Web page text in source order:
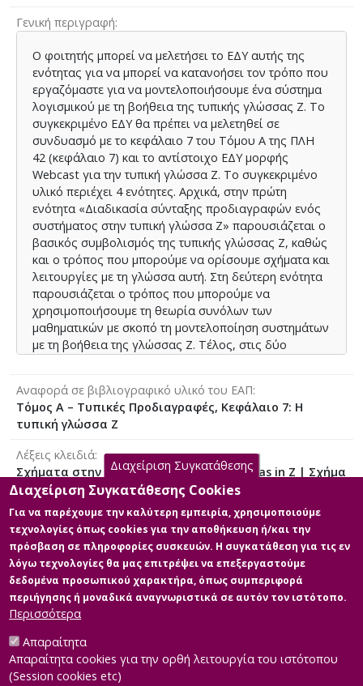
Γενική περιγραφή
Ο φοιτητής μπορεί να μελετήσει το ΕΔΥ αυτής της
ενότητας για να μπορεί να κατανοήσει τον τρόπο που
εργαζόμαστε για να μοντελοποιήσουμε ένα σύστημα
λογισμικού με τη βοήθεια της τυπικής γλώσσας Ζ. Το
συγκεκριμένο ΕΔΥ θα πρέπει να μελετηθεί σε
συνδυασμό με το κεφάλαιο 7 του Τόμου Α της ΠΛΗ
42 (κεφάλαιο 7) και το αντίστοιχο ΕΔΥ μορφής
Webcast για την τυπική γλώσσα Ζ. Το συγκεκριμένο
υλικό περιέχει 4 ενότητες. Αρχικά, στην πρώτη
ενότητα «Διαδικασία σύνταξης προδιαγραφών ενός
συστήματος στην τυπική γλώσσα Ζ» παρουσιάζεται ο
βασικός συμβολισμός της τυπικής γλώσσας Ζ, καθώς
και ο τρόπος που μπορούμε να ορίσουμε σχήματα και
λειτουργίες με τη γλώσσα αυτή. Στη δεύτερη ενότητα
παρουσιάζεται ο τρόπος που μπορούμε να
χρησιμοποιήσουμε τη θεωρία συνόλων των
μαθηματικών με σκοπό τη μοντελοποίηση συστημάτων
με τη βοήθεια της γλώσσας Ζ. Τέλος, στις δύο
για την προδιαγραφή συστημάτων λογισμικού. Στις
διάφορες ενότητες συμπεριλαμβάνονται μία σειρά
από παραδείγματα και ασκήσεις προς επίλυση με
σκοπό την καλύτερη κατανόηση της ύλης. Μετά τη
μελέτη του συγκεκριμένου εναλλακτικού υλικού, ο
φοιτητής θα πρέπει να μπορεί: 1)να δημιουργεί
σχήματα στην τυπική γλώσσα Ζ,2)να δημιουργεί
σχήματα για την προδιαγραφή λειτουργιών,3)να
διαχειρίζεται λανθασμένες περιπτώσεις εκτέλεσης
μίας λειτουργίας,4)να δημιουργεί προδιαγραφές στη
γλώσσα Ζ χρησιμοποιώντας τη θεωρία συνόλων,5)να
δημιουργεί προδιαγραφές στη γλώσσα Ζ
χρησιμοποιώντας σχέσεις και συναρτήσεις,6)να
συνδυάζει σχήματα με σκοπό τη μοντελοποίηση ενός
ολοκληρωμένου συστήματος λογισμικού.
Αναφορά σε βιβλιογραφικό υλικό του ΕΑΠ
Τόμος Α – Τυπικές Προδιαγραφές, Κεφάλαιο 7: Η
τυπική γλώσσα Ζ
Λέξεις κλειδιά
Σχήματα στην τυπική γλώσσα Ζ | Schemas in Z | Σχήμα
κατάστασης | Αναλλοίωτο κατάστασης | Λειτουργίες
| Διαχείριση σφαλμάτων | Συνδυασμός σχημάτων |
Πράξεις επί συνόλων | Σχέσεις | Συναρτήσεις | State
schema | State invariant | Z operations | Error handling
schemas | Combining schemas | Set operations |
Relations
Διαθέσιμα ψηφιακά αρχεία
Διαχείριση Συγκατάθεσης
Διαχείριση Συγκατάθεσης Cookies
Για να παρέχουμε την καλύτερη εμπειρία, χρησιμοποιούμε
τεχνολογίες όπως cookies για την αποθήκευση ή/και την
πρόσβαση σε πληροφορίες συσκευών. Η συγκατάθεση για τις εν
λόγω τεχνολογίες θα μας επιτρέψει να επεξεργαστούμε
δεδομένα προσωπικού χαρακτήρα, όπως συμπεριφορά
περιήγησης ή μοναδικά αναγνωριστικά σε αυτόν τον ιστότοπο.
Περισσότερα
Απαραίτητα
Απαραίτητα cookies για την ορθή λειτουργία του ιστότοπου
(Session cookies etc)